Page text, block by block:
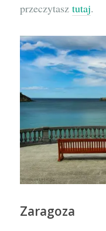
przeczytasztutaj.
Zaragoza